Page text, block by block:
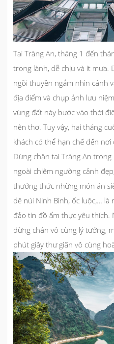
Tại Tràng An, tháng 1 đến
trong lành, dễ chịu và ít mưa.
ngồi thuyền ngắm nhìn cảnh
địa điểm và chụp ảnh lưu
vùng đất này bước vào thời
nên thơ. Tuy vậy, hai tháng
khách có thể hạn chế đến nơi
Dừng chân tại Tràng An trong
ngoài chiêm ngưỡng cảnh
thưởng thức những món ăn
dê núi Ninh Bình, ốc luộc,…
đảo tín đồ ẩm thực yêu thích.
dừng chân vô cùng lý tưởng,
phút giây thư giãn vô cùng